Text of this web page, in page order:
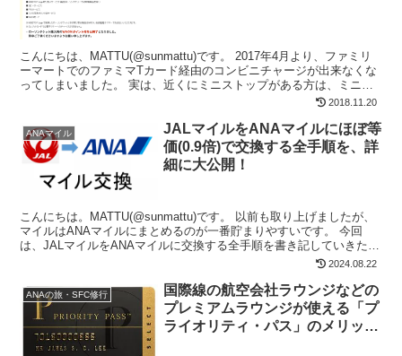
こんにちは、MATTU(@sunmattu)です。 2017年4月より、ファミリ
ーマートでのファミマTカード経由のコンビニチャージが出来なくな
ってしまいました。 実は、近くにミニストップがある方は、ミニス
2018.11.20
ANAマイル
JALマイルをANAマイルにほぼ等
価(0.9倍)で交換する全手順を、詳
細に大公開！
こんにちは。MATTU(@sunmattu)です。 以前も取り上げましたが、
マイルはANAマイルにまとめるのが一番貯まりやすいです。 今回
は、JALマイルをANAマイルに交換する全手順を書き記していきたい
2024.08.22
ANAの旅・SFC修行
国際線の航空会社ラウンジなどの
プレミアムラウンジが使える「プ
ライオリティ・パス」のメリット